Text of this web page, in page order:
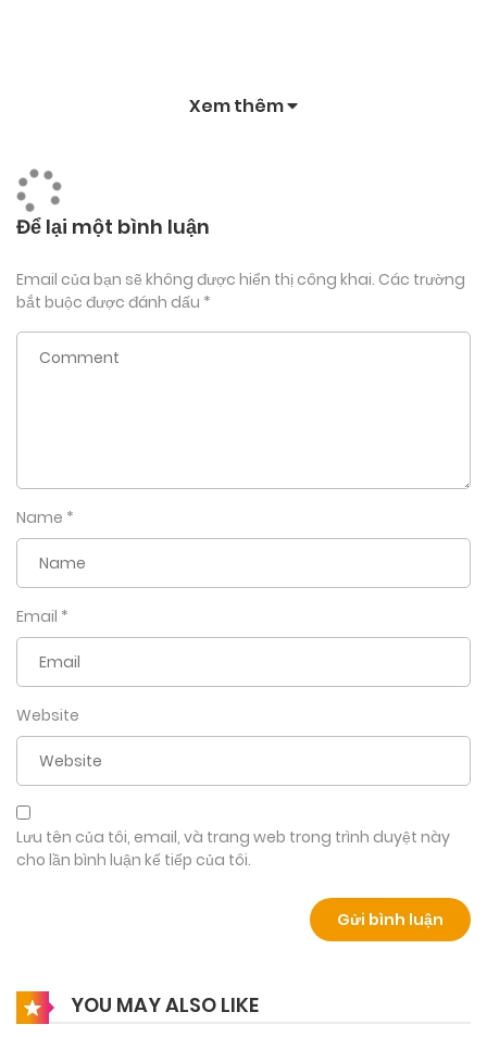
Xem thêm
Để lại một bình luận
Email của bạn sẽ không được hiển thị công khai. Các trường
bắt buộc được đánh dấu *
Name *
Email *
Website
Lưu tên của tôi, email, và trang web trong trình duyệt này
cho lần bình luận kế tiếp của tôi.
YOU MAY ALSO LIKE